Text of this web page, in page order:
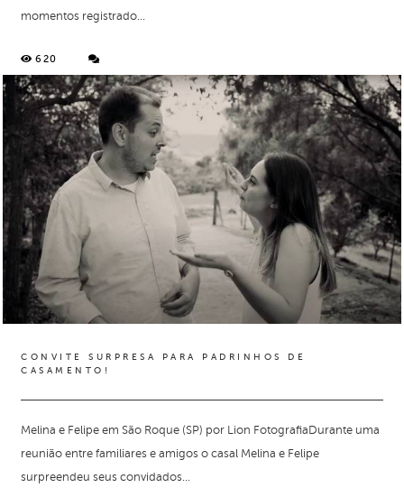
620
momentos registrado...
CONVITE SURPRESA PARA PADRINHOS DE
CASAMENTO!
Melina e Felipe em São Roque (SP) por Lion FotografiaDurante uma
reunião entre familiares e amigos o casal Melina e Felipe
surpreendeu seus convidados...